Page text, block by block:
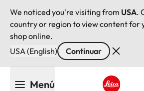
We noticed you're visiting from USA.
country or region to view content for
shop online.
USA (English)
Continuar
Menú